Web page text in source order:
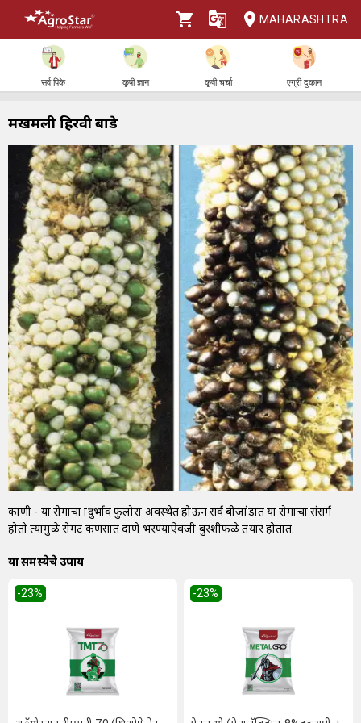
MAHARASHTRA
सर्व पिके कृषी ज्ञान कृषी चर्चा एग्री दुकान
मखमली हिरवी बोंडे
काणी - या रोगाचा प्रादुर्भाव फुलोरा अवस्थेत होऊन सर्व बीजांडात या रोगाचा संसर्ग
होतो त्यामुळे रोगट कणसात दाणे भरण्याऐवजी बुरशीफळे तयार होतात.
या समस्येचे उपाय
-23% -23%